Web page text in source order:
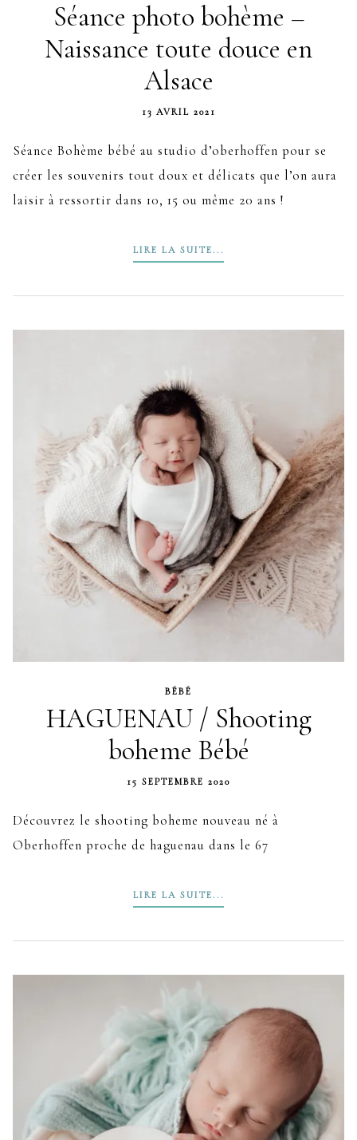
Séance photo bohème –
Naissance toute douce en
Alsace
13 AVRIL 2021
Séance Bohème bébé au studio d’oberhoffen pour se
créer les souvenirs tout doux et délicats que l’on aura
laisir à ressortir dans 10, 15 ou même 20 ans !
LIRE LA SUITE...
BÉBÉ
HAGUENAU / Shooting
boheme Bébé
15 SEPTEMBRE 2020
Découvrez le shooting boheme nouveau né à
Oberhoffen proche de haguenau dans le 67
LIRE LA SUITE...